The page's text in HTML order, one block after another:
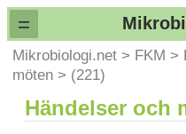
=
Mikrobiologi.net > FKM >
möten > (221)
Händelser och